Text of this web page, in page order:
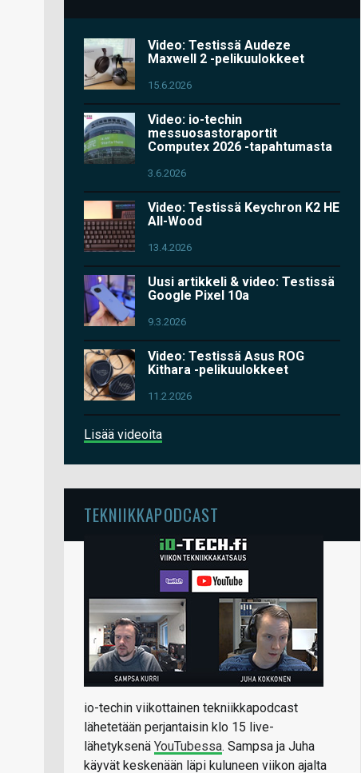
Video: Testissä Audeze
Maxwell 2 -pelikuulokkeet
15.6.2026
Video: io-techin
messuosastoraportit
Computex 2026 -tapahtumasta
3.6.2026
Video: Testissä Keychron K2 HE
All-Wood
13.4.2026
Uusi artikkeli & video: Testissä
Google Pixel 10a
9.3.2026
Video: Testissä Asus ROG
Kithara -pelikuulokkeet
11.2.2026
Lisää videoita
TEKNIIKKAPODCAST
io-techin viikottainen tekniikkapodcast
lähetetään perjantaisin klo 15 live-
lähetyksenä YouTubessa. Sampsa ja Juha
käyvät keskenään läpi kuluneen viikon ajalta